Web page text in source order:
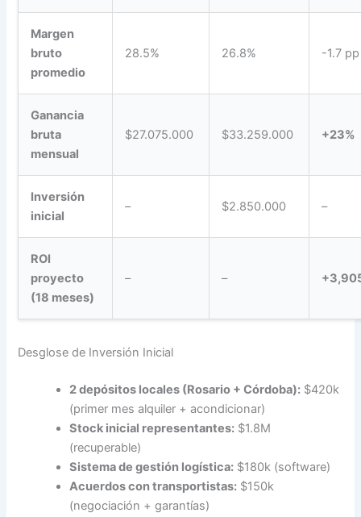
Margen
bruto
promedio
28.5% 26.8% -1.7 pp
Ganancia
bruta
mensual
$27.075.000 $33.259.000 +23%
Inversión
inicial
– $2.850.000 –
ROI
proyecto
(18 meses)
– –
Desglose de Inversión Inicial
2 depósitos locales (Rosario + Córdoba): $420k
(primer mes alquiler + acondicionar)
Stock inicial representantes: $1.8M
(recuperable)
Sistema de gestión logística: $180k (software)
Acuerdos con transportistas: $150k
(negociación + garantías)